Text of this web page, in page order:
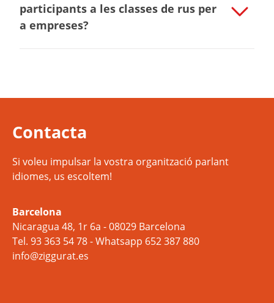
participants a les classes de rus per
a empreses?
Contacta
Si voleu impulsar la vostra organització parlant
idiomes, us escoltem!
Barcelona
Nicaragua 48, 1r 6a - 08029 Barcelona
Tel. 93 363 54 78- Whatsapp 652 387 880
info@ziggurat.es